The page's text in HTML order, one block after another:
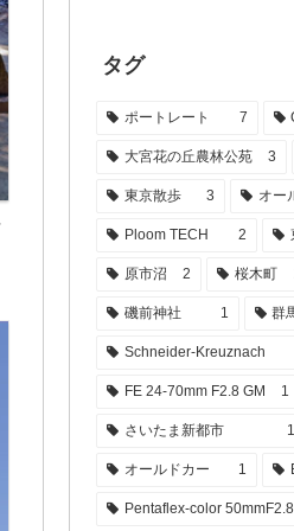
タグ
ポートレート 7
大宮花の丘農林公苑 3
東京散歩 3 オー
Ploom TECH 2
原市沼 2 桜木町
磯前神社 1 群
Schneider-Kreuznach
FE 24-70mm F2.8 GM 1
さいたま新都市 1
オールドカー 1
Pentaflex-color 50mmF2.8